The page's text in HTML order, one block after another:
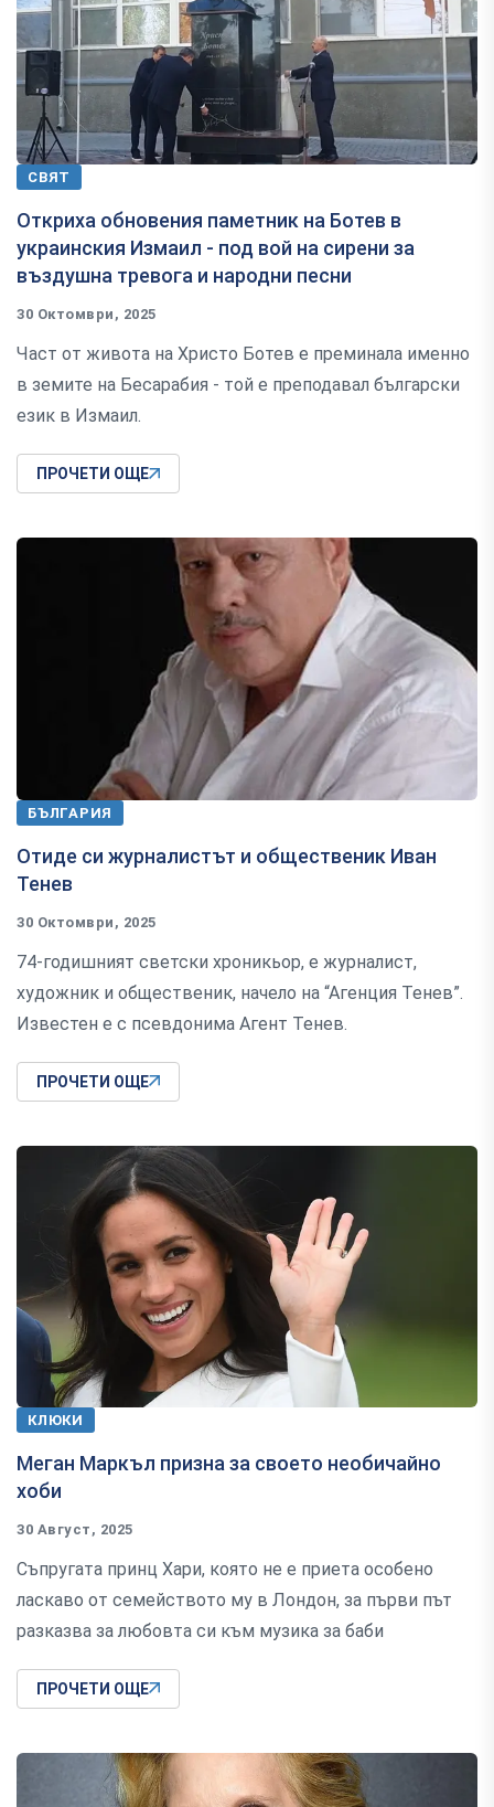
СВЯТ
Откриха обновения паметник на Ботев в
украинския Измаил - под вой на сирени за
въздушна тревога и народни песни
30 Октомври, 2025
Част от живота на Христо Ботев е преминала именно
в земите на Бесарабия - той е преподавал български
език в Измаил.
ПРОЧЕТИ ОЩЕ
БЪЛГАРИЯ
Отиде си журналистът и общественик Иван
Тенев
30 Октомври, 2025
74-годишният светски хроникьор, е журналист,
художник и общественик, начело на “Агенция Тенев”.
Известен е с псевдонима Агент Тенев.
ПРОЧЕТИ ОЩЕ
КЛЮКИ
Меган Маркъл призна за своето необичайно
хоби
30 Август, 2025
Съпругата принц Хари, която не е приета особено
ласкаво от семейството му в Лондон, за първи път
разказва за любовта си към музика за баби
ПРОЧЕТИ ОЩЕ